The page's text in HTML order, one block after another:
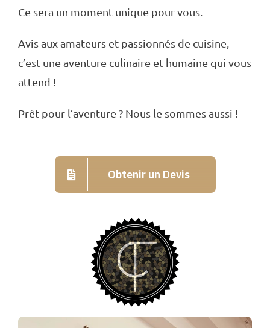
Ce sera un moment unique pour vous.
Avis aux amateurs et passionnés de cuisine,
c’est une aventure culinaire et humaine qui vous
attend !
Prêt pour l’aventure ? Nous le sommes aussi !
Obtenir un Devis